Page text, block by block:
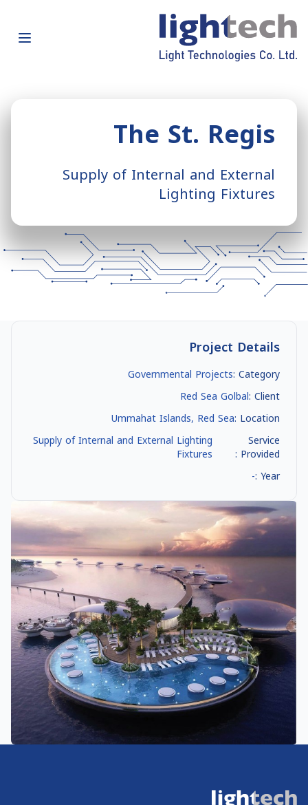
The St. Regis
Supply of Internal and External
Lighting Fixtures
Project Details
Category :
Governmental Projects
Client :
Red Sea Golbal
Location :
Ummahat Islands, Red Sea
Service
Provided :
Supply of Internal and External Lighting
Fixtures
Year :
-